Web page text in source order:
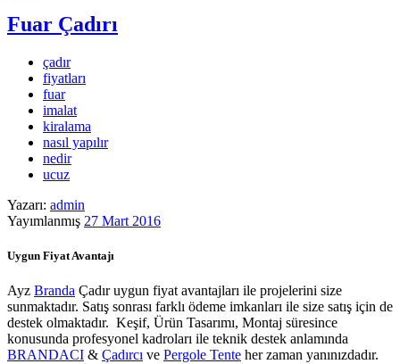
Fuar Çadırı
çadır
fiyatları
fuar
imalat
kiralama
nasıl yapılır
nedir
ucuz
Yazarı: admin
Yayımlanmış 27 Mart 2016
Uygun Fiyat Avantajı
Ayz Branda Çadır uygun fiyat avantajları ile projelerini size
sunmaktadır. Satış sonrası farklı ödeme imkanları ile size satış için de
destek olmaktadır. Keşif, Ürün Tasarımı, Montaj süresince
konusunda profesyonel kadroları ile teknik destek anlamında
BRANDACI & Çadırcı ve Pergole Tente her zaman yanınızdadır.